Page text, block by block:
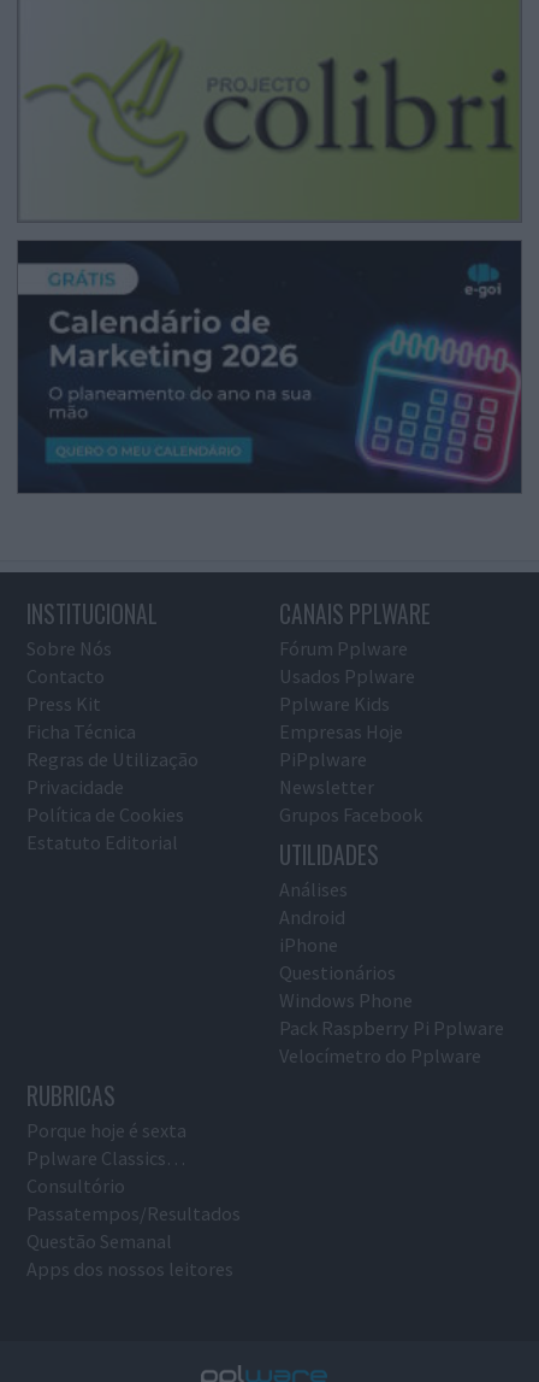
INSTITUCIONAL
Sobre Nós
Contacto
Press Kit
Ficha Técnica
Regras de Utilização
Privacidade
Política de Cookies
Estatuto Editorial
CANAIS PPLWARE
Fórum Pplware
Usados Pplware
Pplware Kids
Empresas Hoje
PiPplware
Newsletter
Grupos Facebook
UTILIDADES
Análises
Android
iPhone
Questionários
Windows Phone
Pack Raspberry Pi Pplware
Velocímetro do Pplware
RUBRICAS
Porque hoje é sexta
Pplware Classics…
Consultório
Passatempos/Resultados
Questão Semanal
Apps dos nossos leitores